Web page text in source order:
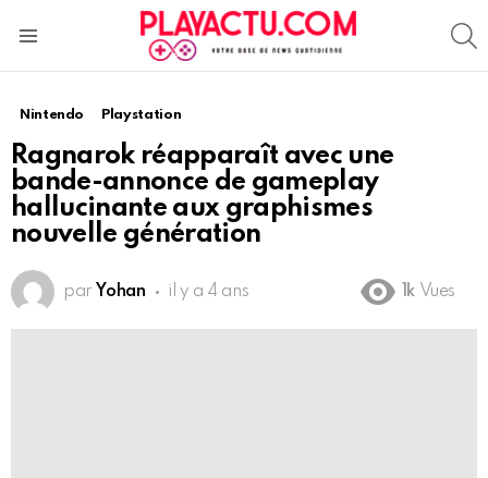
Nintendo Playstation
Ragnarok réapparaît avec une
bande-annonce de gameplay
hallucinante aux graphismes
nouvelle génération
par Yohan il y a 4 ans 1k Vues